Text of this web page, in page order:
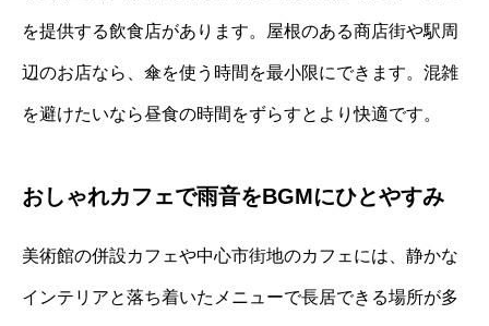
を提供する飲食店があります。屋根のある商店街や駅周
辺のお店なら、傘を使う時間を最小限にできます。混雑
を避けたいなら昼食の時間をずらすとより快適です。
おしゃれカフェで雨音をBGMにひとやすみ
美術館の併設カフェや中心市街地のカフェには、静かな
インテリアと落ち着いたメニューで長居できる場所が多